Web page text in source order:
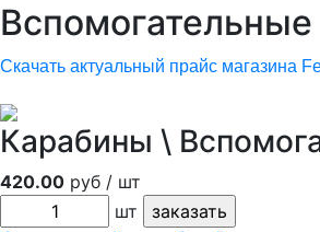
Скачать актуальный прайс магазина
Карабины \
420.00 руб / шт
шт